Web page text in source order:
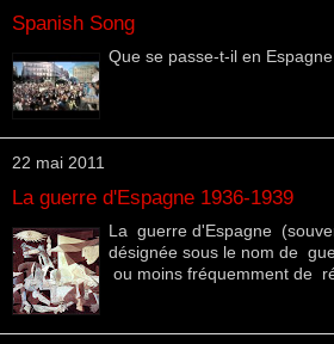
Spanish Song
Que se passe-t-il en
22 mai 2011
La guerre d'Espagne 1936-1939
La guerre d'Espagne
désignée sous le nom de
ou moins fréquemment de